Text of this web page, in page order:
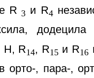
R 3 и R4
Н, R14, R15 и R16
орто-, пара-,